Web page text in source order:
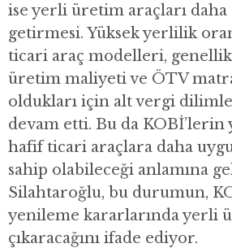
ise yerli üretim araçları daha
getirmesi. Yüksek yerlilik
ticari araç modelleri,
üretim maliyeti ve ÖTV
oldukları için alt vergi
devam etti. Bu da
hafif ticari araçlara daha
sahip olabileceği anlamına
Silahtaroğlu, bu durumun,
yenileme kararlarında yerli
çıkaracağını ifade ediyor.